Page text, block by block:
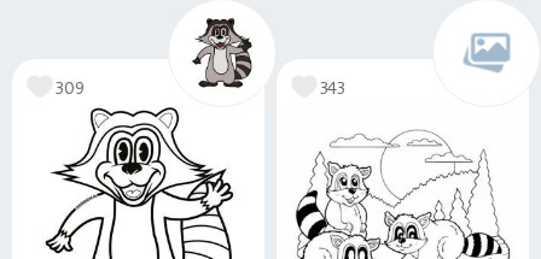
309 343